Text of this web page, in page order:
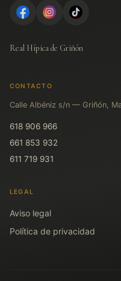
Real Hípica de Griñón
CONTACTO
Calle Albéniz s/n — Griñón,
618 906 966
661 853 932
611 719 931
LEGAL
Aviso legal
Política de privacidad